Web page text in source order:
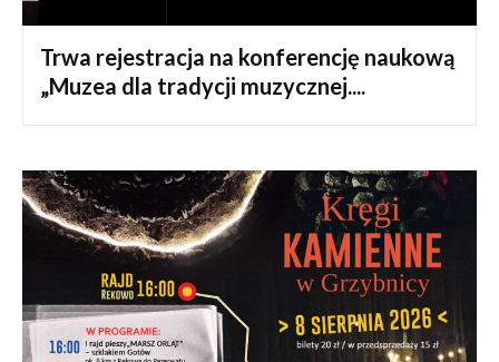
Trwa rejestracja na konferencję naukową
„Muzea dla tradycji muzycznej....